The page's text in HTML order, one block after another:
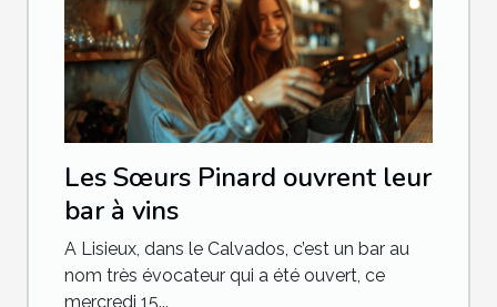
Les Sœurs Pinard ouvrent leur
bar à vins
A Lisieux, dans le Calvados, c’est un bar au
nom très évocateur qui a été ouvert, ce
mercredi 15...